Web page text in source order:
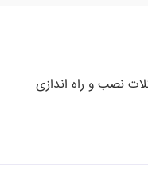
نصب و راه اندازی